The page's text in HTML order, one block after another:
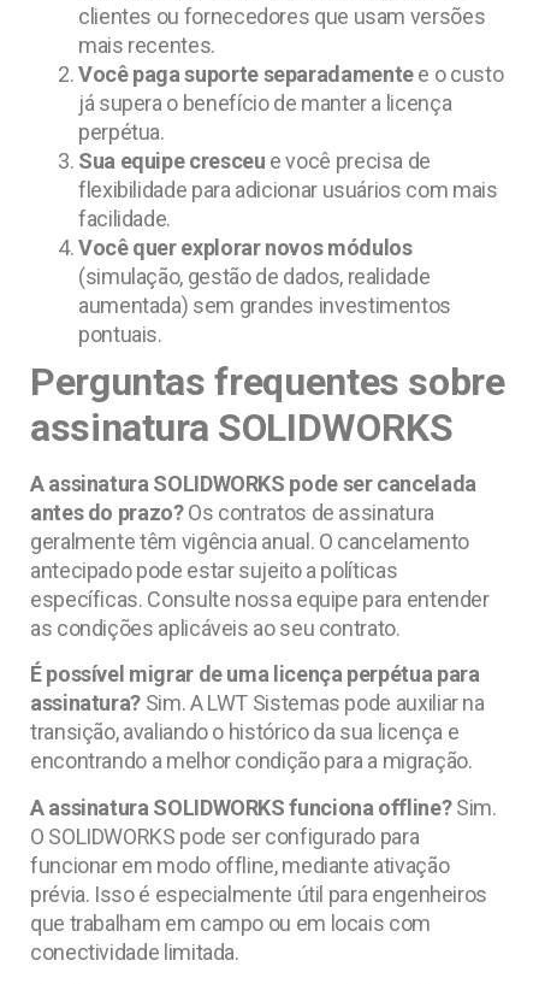
clientes ou fornecedores que usam versões
mais recentes.
Você paga suporte separadamentee o custo
já supera o benefício de manter a licença
perpétua.
Sua equipe cresceu e você precisa de
flexibilidade para adicionar usuários com mais
facilidade.
Você quer explorar novos módulos
(simulação, gestão de dados, realidade
aumentada) sem grandes investimentos
pontuais.
Perguntas frequentes sobre
assinatura SOLIDWORKS
A assinatura SOLIDWORKS pode ser cancelada
antes do prazo?Os contratos de assinatura
geralmente têm vigência anual. O cancelamento
antecipado pode estar sujeito a políticas
específicas. Consulte nossa equipe para entender
as condições aplicáveis ao seu contrato.
É possível migrar de uma licença perpétua para
assinatura? Sim. A LWT Sistemas pode auxiliar na
transição, avaliando o histórico da sua licença e
encontrando a melhor condição para a migração.
A assinatura SOLIDWORKS funciona offline?Sim.
O SOLIDWORKS pode ser configurado para
funcionar em modo offline, mediante ativação
prévia. Isso é especialmente útil para engenheiros
que trabalham em campo ou em locais com
conectividade limitada.